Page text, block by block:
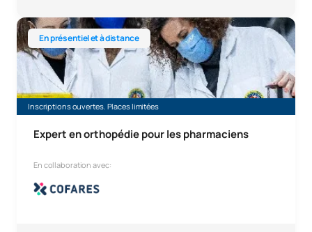
En présentiel et à distance
Inscriptions ouvertes. Places limitées
Expert en orthopédie pour les pharmaciens
En collaboration avec:
Formation d'expert en orthopédie pour pharmaciens